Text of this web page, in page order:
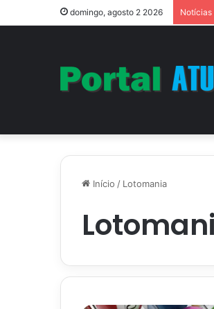
domingo, agosto 2 2026 Notícias
Início / Lotomania